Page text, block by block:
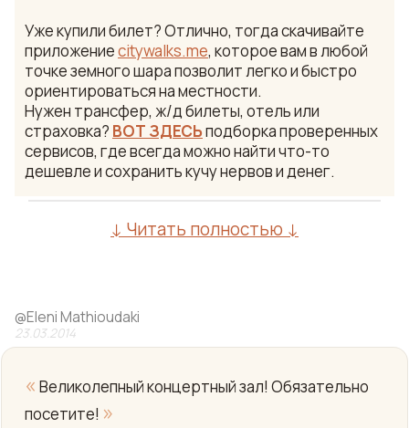
Уже купили билет? Отлично, тогда скачивайте
приложениеcitywalks.me, которое вам в любой
точке земного шара позволит легко и быстро
ориентироваться на местности.
Нужен трансфер, ж/д билеты, отель или
страховка? ВОТ ЗДЕСЬподборка проверенных
сервисов, где всегда можно найти что-то
дешевле и сохранить кучу нервов и денег.
↓ Читать полностью ↓
@Eleni Mathioudaki
23.03.2014
« Великолепный концертный зал! Обязательно
посетите! »